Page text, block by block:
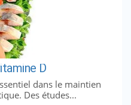
D
dans le maintien
Des études...